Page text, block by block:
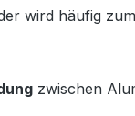
wird häufig zum
zwischen